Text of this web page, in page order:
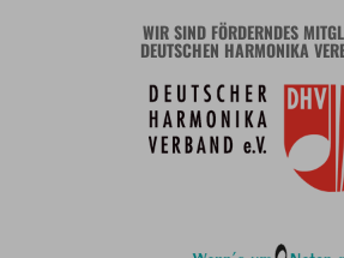
WIR SIND FÖRDERNDES
DEUTSCHEN HARMONIKA